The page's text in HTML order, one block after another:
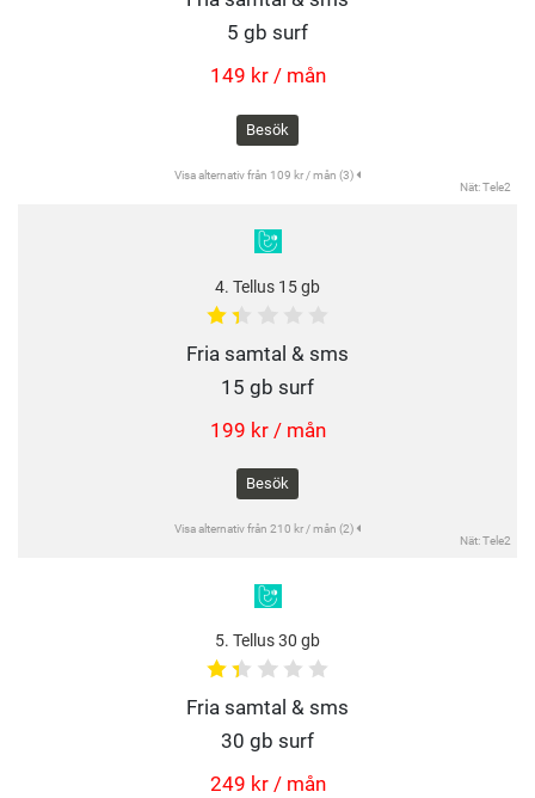
5 gb surf
149 kr / mån
Besök
Visa alternativ från 109 kr / mån (3)
Nät: Tele2
4. Tellus 15 gb
Fria samtal & sms
15 gb surf
199 kr / mån
Besök
Visa alternativ från 210 kr / mån (2)
Nät: Tele2
5. Tellus 30 gb
Fria samtal & sms
30 gb surf
249 kr / mån